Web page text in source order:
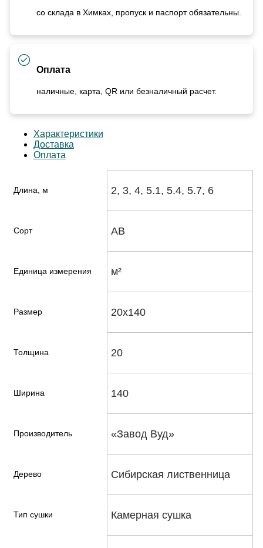
со склада в Химках, пропуск и паспорт обязательны.
Оплата
наличные, карта, QR или безналичный расчет.
Характеристики
Доставка
Оплата
Длина, м 2, 3, 4, 5.1, 5.4, 5.7, 6
Сорт АВ
Единица измерения м²
Размер 20х140
Толщина 20
Ширина 140
Производитель «Завод Вуд»
Дерево Сибирская лиственница
Тип сушки Камерная сушка